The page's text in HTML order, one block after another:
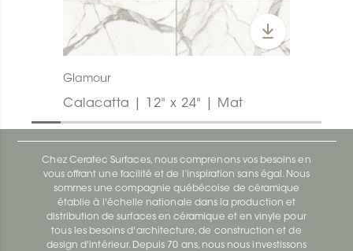
Glamour
Calacatta | 12" x 24" | Mat
Chez Ceratec Surfaces, nous comprenons vos besoins en
vous offrant une facilité et de l’inspiration sans égal. Nous
sommes une compagnie québécoise de céramique
établie à l'échelle nationale dans la production et
distribution de surfaces en céramique et en vinyle pour
tous les besoins d'architecture, de construction et de
design d'intérieur. Depuis 70 ans, nous nous investissons